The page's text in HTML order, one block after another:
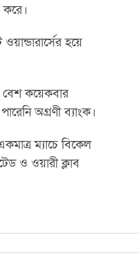
করে।
ওয়ান্ডারার্সের হয়ে
বেশ কয়েকবার
অগ্রণী ব্যাংক।
ম্যাচে বিকেল
ও ওয়ারী ক্লাব